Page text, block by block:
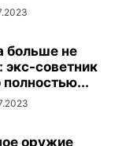
больше не
экс-советник
оружие